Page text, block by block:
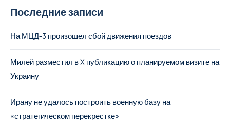
Последние записи
На МЦД-3 произошел сбой движения поездов
Милей разместил в X публикацию о планируемом визите на
Украину
Ирану не удалось построить военную базу на
«стратегическом перекрестке»